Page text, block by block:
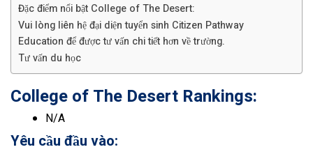
Đặc điểm nổi bật College of The Desert:
Vui lòng liên hệ đại diện tuyển sinh Citizen Pathway
Education để được tư vấn chi tiết hơn về trường.
Tư vấn du học
College of The Desert Rankings:
N/A
Yêu cầu đầu vào: